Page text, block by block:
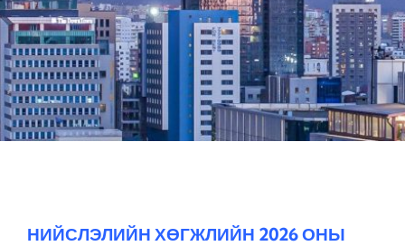
НИЙСЛЭЛИЙН ХӨГЖЛИЙН 2026 ОНЫ